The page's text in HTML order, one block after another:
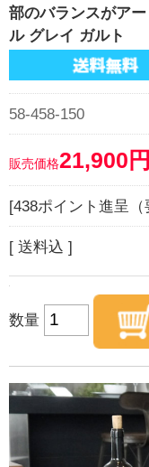
部のバランスがア
ル グレイ ガルト
58-458-150
販売価格21,900円
[438ポイント進呈
[ 送料込 ]
数量